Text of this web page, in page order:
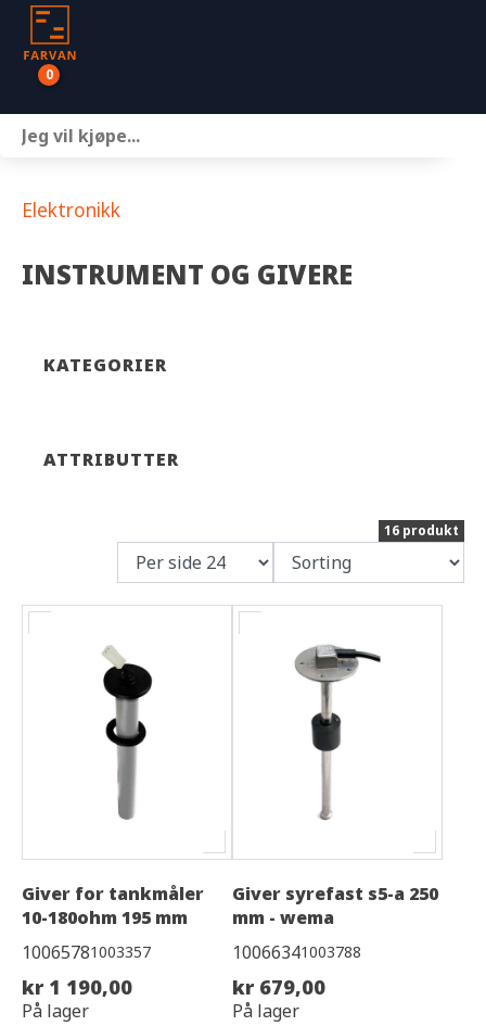
0
Elektronikk
INSTRUMENT OG GIVERE
KATEGORIER
ATTRIBUTTER
16 produkt
Giver for tankmåler
10-180ohm 195 mm
10065781003357
kr 1 190,00
På lager
Giver syrefast s5-a 250
mm - wema
10066341003788
kr 679,00
På lager